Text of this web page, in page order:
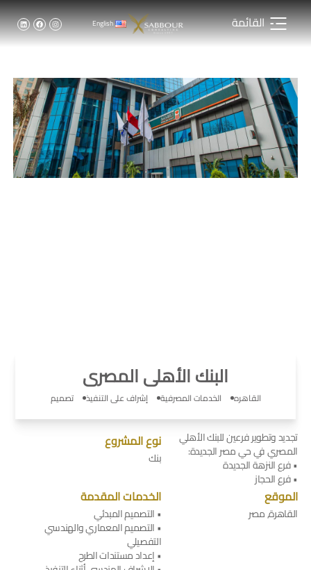
القائمة English
البنك الأهلى المصرى
القاهره الخدمات المصرفية إشراف على التنفيذ تصميم
تجديد وتطوير فرعين للبنك الأهلي
المصري في حي مصر الجديدة:
• فرع النزهة الجديدة
• فرع الحجاز
نوع المشروع
بنك
الموقع
القاهرة, مصر
الخدمات المقدمة
• التصميم المبدئي
• التصميم المعماري والهندسي
التفصيلي
• إعداد مستندات الطرح